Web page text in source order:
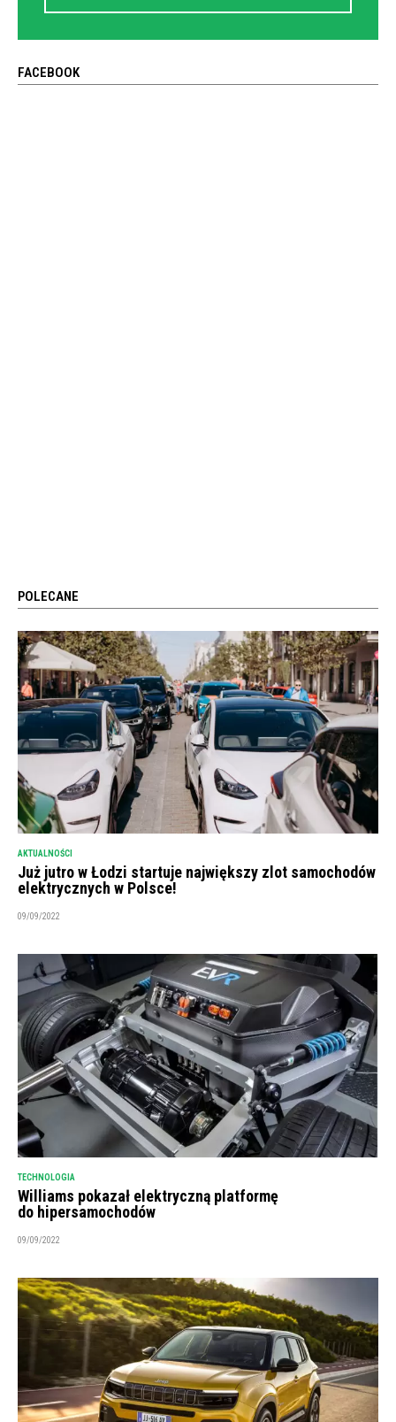
FACEBOOK
POLECANE
AKTUALNOŚCI
Już jutro w Łodzi startuje największy zlot samochodów
elektrycznych w Polsce!
09/09/2022
TECHNOLOGIA
Williams pokazał elektryczną platformę
do hipersamochodów
09/09/2022